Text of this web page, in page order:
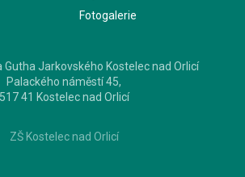
Fotogalerie
Gutha Jarkovského Kostelec nad Orlicí
Palackého náměstí 45,
517 41 Kostelec nad Orlicí
ZŠ Kostelec nad Orlicí